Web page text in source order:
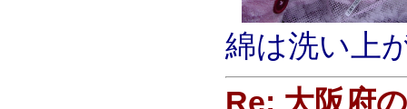
綿は洗い上
Re: 大阪府